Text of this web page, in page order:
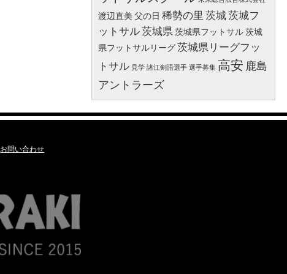
渡辺直美 父の日 稀勢の里 茨城茨城フ
ットサル茨城県 茨城県フットサル 茨城
県フットサルリーグ 茨城県リーグフッ
トサル 見学 諸江剣語選手 選手募集 高安 鹿島
アントラーズ
お問い合わせ